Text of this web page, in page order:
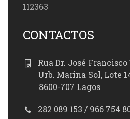
112363
CONTACTOS
Rua Dr. José
Urb. Marina Sol, Lote
8600-707 Lagos
282 089 153 / 966 754